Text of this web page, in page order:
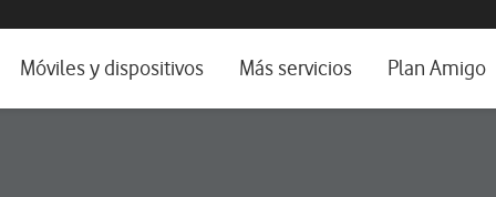
e idioma
Móviles y dispositivos Más servicios Plan Amigo